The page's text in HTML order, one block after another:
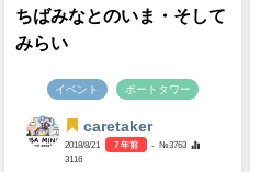
ちばみなとのいま・そして
みらい
イベント ポートタワー
caretaker
2018/8/21 7 年前
- №3763
3116